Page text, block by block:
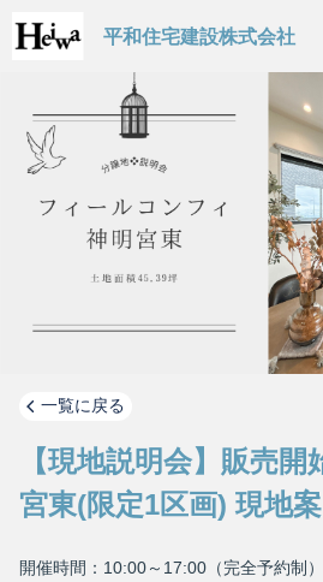
平和住宅建設株式会社
一覧に戻る
【現地説明会】販売開
宮東(限定1区画) 現地
開催時間：10:00～17:00（完全予約制）